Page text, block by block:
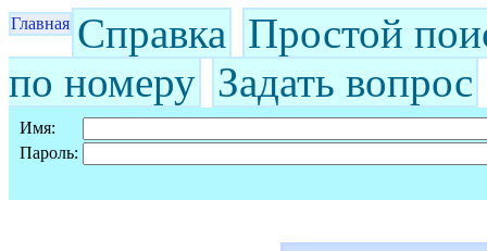
Главная Справка Простой
по номеру Задать вопрос
Имя:
Пароль: